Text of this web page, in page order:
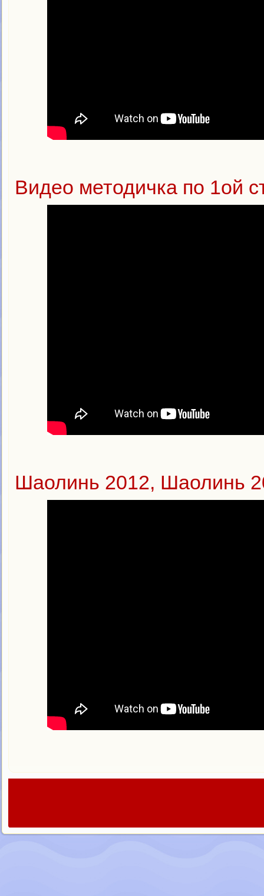
Видео методичка по 1ой
Шаолинь 2012, Шаолинь